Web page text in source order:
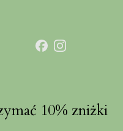
10% zniżki